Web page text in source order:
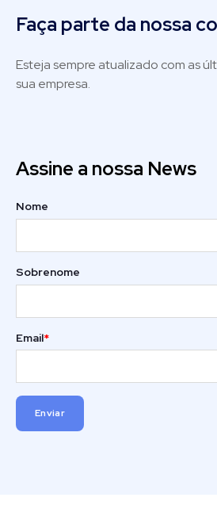
Faça parte da nossa
Esteja sempre atualizado com as
sua empresa.
Assine a nossa News
Nome
Sobrenome
Email*